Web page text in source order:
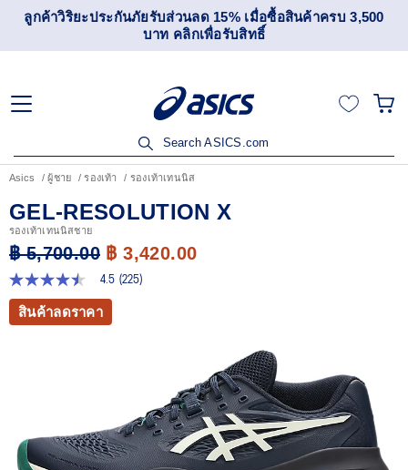
ะประกันภัยรับส่วนลด 15% เมื่อซื้อสินค้าครบ 3,500
บาท คลิกเพื่อรับสิทธิ์
เข้าร่ว
Search ASICS.com
Asics ผู้ชาย รองเท้า รองเท้าเทนนิส
GEL-RESOLUTION X
รองเท้าเทนนิสชาย
฿ 5,700.00 ฿ 3,420.00
4.5
จาก
ดาว
หน้า
เดียวกัน
4.5 (225)
สินค้าลดราคา